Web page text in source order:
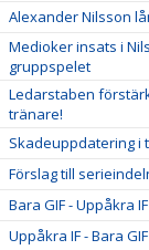
Alexander Nilsson
Medioker insats i
gruppspelet
Ledarstaben
tränare!
Skadeuppdatering i
Förslag till
Bara GIF - Uppåkra
Uppåkra IF - Bara